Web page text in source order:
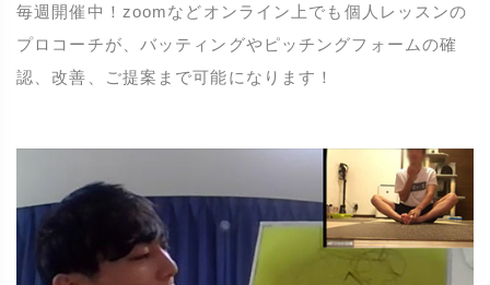
毎週開催中！zoomなどオンライン上でも個人レッスンの
プロコーチが、バッティングやピッチングフォームの確
認、改善、ご提案まで可能になります！